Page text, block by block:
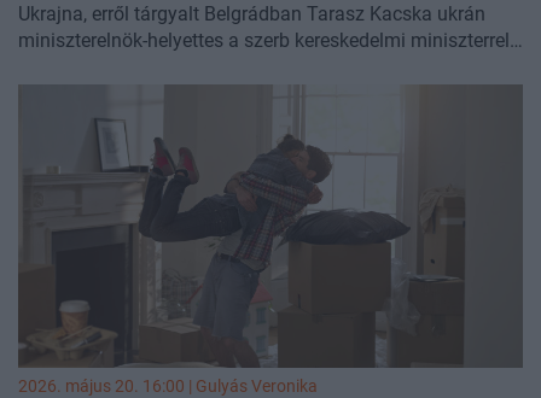
Ukrajna, erről tárgyalt Belgrádban Tarasz Kacska ukrán
miniszterelnök-helyettes a szerb kereskedelmi miniszterrel,
2026. május 20. 16:00 | Gulyás Veronika